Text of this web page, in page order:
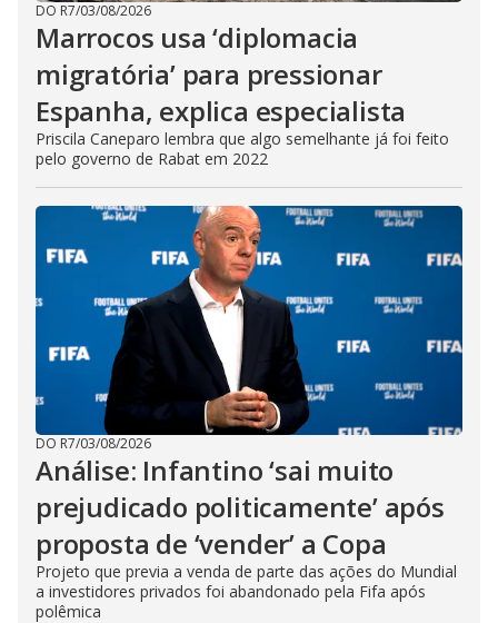
DO R7/03/08/2026
Marrocos usa ‘diplomacia
migratória’ para pressionar
Espanha, explica especialista
Priscila Caneparo lembra que algo semelhante já foi feito
pelo governo de Rabat em 2022
DO R7/03/08/2026
Análise: Infantino ‘sai muito
prejudicado politicamente’ após
proposta de ‘vender’ a Copa
Projeto que previa a venda de parte das ações do Mundial
a investidores privados foi abandonado pela Fifa após
polêmica